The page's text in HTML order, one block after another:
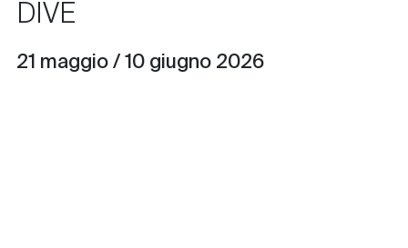
DIVE
21 maggio / 10 giugno 2026